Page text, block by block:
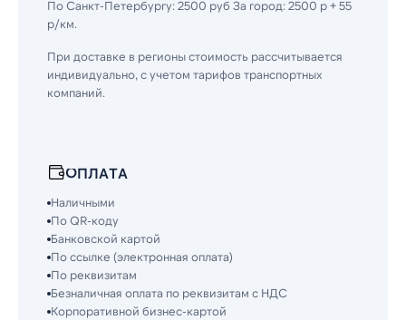
По Санкт-Петербургу: 2500 руб За город: 2500 р + 55
р/км.
При доставке в регионы стоимость рассчитывается
индивидуально, с учетом тарифов транспортных
компаний.
ОПЛАТА
Наличными
По QR-коду
Банковской картой
По ссылке (электронная оплата)
По реквизитам
Безналичная оплата по реквизитам с НДС
Корпоративной бизнес-картой